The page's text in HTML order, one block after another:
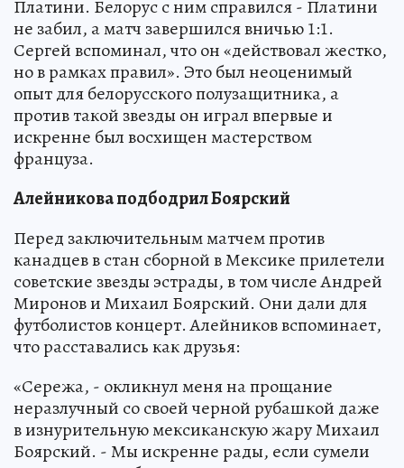
Платини. Белорус с ним справился - Платини
не забил, а матч завершился вничью 1:1.
Сергей вспоминал, что он «действовал жестко,
но в рамках правил». Это был неоценимый
опыт для белорусского полузащитника, а
против такой звезды он играл впервые и
искренне был восхищен мастерством
француза.
Алейникова подбодрил Боярский
Перед заключительным матчем против
канадцев в стан сборной в Мексике прилетели
советские звезды эстрады, в том числе Андрей
Миронов и Михаил Боярский. Они дали для
футболистов концерт. Алейников вспоминает,
что расставались как друзья:
«Сережа, - окликнул меня на прощание
неразлучный со своей черной рубашкой даже
в изнурительную мексиканскую жару Михаил
Боярский. - Мы искренне рады, если сумели